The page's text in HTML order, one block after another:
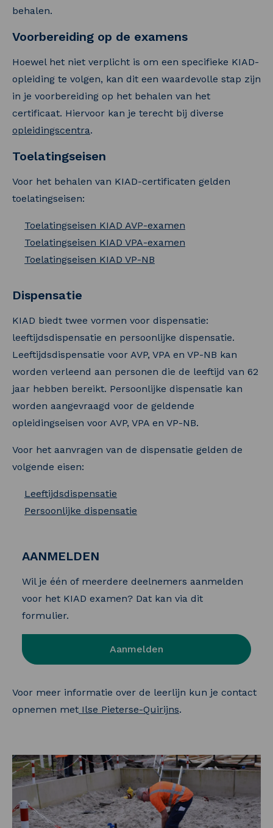
behalen.
Voorbereiding op de examens
Hoewel het niet verplicht is om een specifieke KIAD-
opleiding te volgen, kan dit een waardevolle stap zijn
in je voorbereiding op het behalen van het
certificaat. Hiervoor kan je terecht bij diverse
opleidingscentra.
Toelatingseisen
Voor het behalen van KIAD-certificaten gelden
toelatingseisen:
Toelatingseisen KIAD AVP-examen
Toelatingseisen KIAD VPA-examen
Toelatingseisen KIAD VP-NB
Dispensatie
KIAD biedt twee vormen voor dispensatie:
leeftijdsdispensatie en persoonlijke dispensatie.
Leeftijdsdispensatie voor AVP, VPA en VP-NB kan
worden verleend aan personen die de leeftijd van 62
jaar hebben bereikt. Persoonlijke dispensatie kan
worden aangevraagd voor de geldende
opleidingseisen voor AVP, VPA en VP-NB.
Voor het aanvragen van de dispensatie gelden de
volgende eisen:
Leeftijdsdispensatie
Persoonlijke dispensatie
AANMELDEN
Wil je één of meerdere deelnemers aanmelden
voor het KIAD examen? Dat kan via dit
formulier.
Aanmelden
Voor meer informatie over de leerlijn kun je contact
opnemen met Ilse Pieterse-Quirijns.